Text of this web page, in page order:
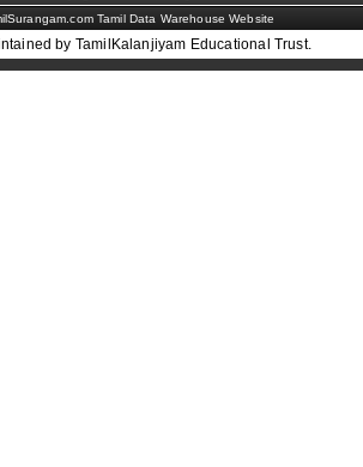
Tamil Data Warehouse Website
by TamilKalanjiyam Educational Trust.